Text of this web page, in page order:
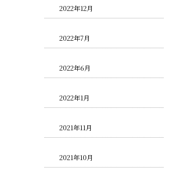
2022年12月
2022年7月
2022年6月
2022年1月
2021年11月
2021年10月